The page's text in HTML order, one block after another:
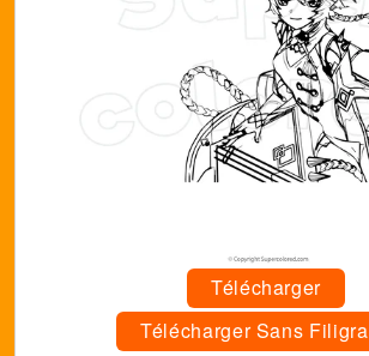
Télécharger
Télécharger Sans